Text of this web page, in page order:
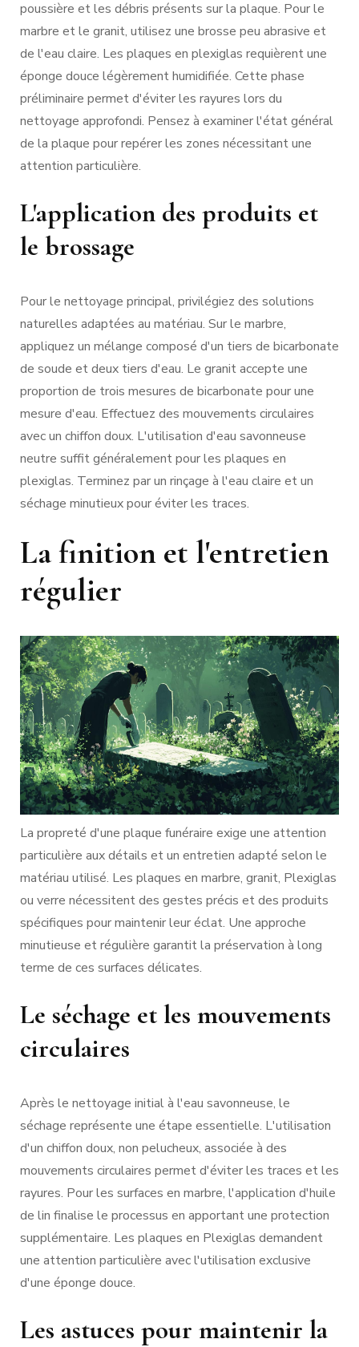
poussière et les débris présents sur la plaque. Pour le
marbre et le granit, utilisez une brosse peu abrasive et
de l'eau claire. Les plaques en plexiglas requièrent une
éponge douce légèrement humidifiée. Cette phase
préliminaire permet d'éviter les rayures lors du
nettoyage approfondi. Pensez à examiner l'état général
de la plaque pour repérer les zones nécessitant une
attention particulière.
L'application des produits et
le brossage
Pour le nettoyage principal, privilégiez des solutions
naturelles adaptées au matériau. Sur le marbre,
appliquez un mélange composé d'un tiers de bicarbonate
de soude et deux tiers d'eau. Le granit accepte une
proportion de trois mesures de bicarbonate pour une
mesure d'eau. Effectuez des mouvements circulaires
avec un chiffon doux. L'utilisation d'eau savonneuse
neutre suffit généralement pour les plaques en
plexiglas. Terminez par un rinçage à l'eau claire et un
séchage minutieux pour éviter les traces.
La finition et l'entretien
régulier
La propreté d'une plaque funéraire exige une attention
particulière aux détails et un entretien adapté selon le
matériau utilisé. Les plaques en marbre, granit, Plexiglas
ou verre nécessitent des gestes précis et des produits
spécifiques pour maintenir leur éclat. Une approche
minutieuse et régulière garantit la préservation à long
terme de ces surfaces délicates.
Le séchage et les mouvements
circulaires
Après le nettoyage initial à l'eau savonneuse, le
séchage représente une étape essentielle. L'utilisation
d'un chiffon doux, non pelucheux, associée à des
mouvements circulaires permet d'éviter les traces et les
rayures. Pour les surfaces en marbre, l'application d'huile
de lin finalise le processus en apportant une protection
supplémentaire. Les plaques en Plexiglas demandent
une attention particulière avec l'utilisation exclusive
d'une éponge douce.
Les astuces pour maintenir la